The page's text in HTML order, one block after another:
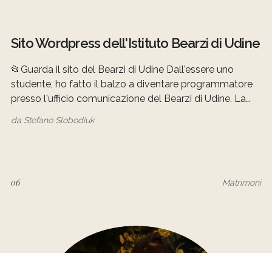
Sito Wordpress dell'Istituto Bearzi di Udine
📂Guarda il sito del Bearzi di Udine Dall'essere uno
studente, ho fatto il balzo a diventare programmatore
presso l'ufficio comunicazione del Bearzi di Udine. La
da Stefano Slobodiuk
06 Matrimoni